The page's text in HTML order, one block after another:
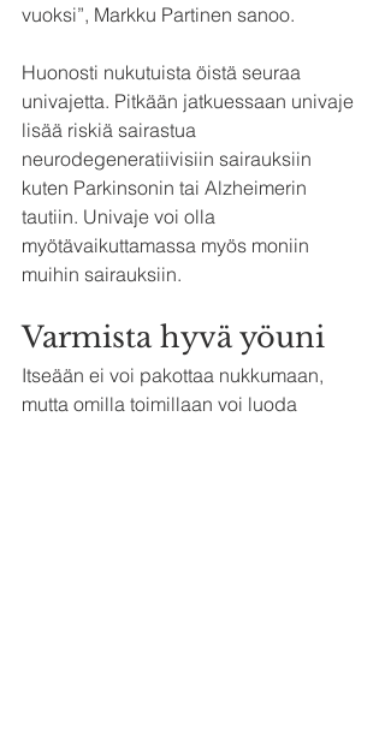
vuoksi”, Markku Partinen sanoo.
Huonosti nukutuista öistä seuraa
univajetta. Pitkään jatkuessaan univaje
lisää riskiä sairastua
neurodegeneratiivisiin sairauksiin
kuten Parkinsonin tai Alzheimerin
tautiin. Univaje voi olla
myötävaikuttamassa myös moniin
muihin sairauksiin.
Varmista hyvä yöuni
Itseään ei voi pakottaa nukkumaan,
mutta omilla toimillaan voi luoda